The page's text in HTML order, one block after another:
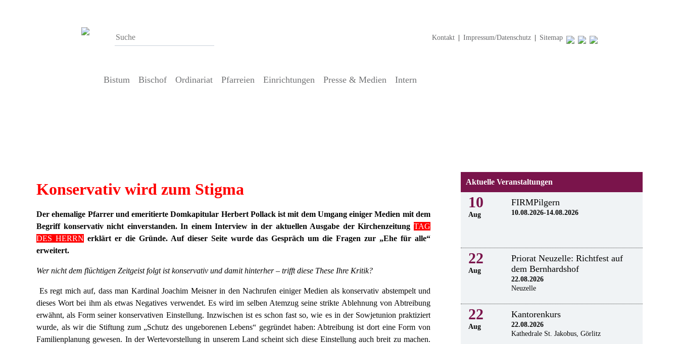
Kontakt Impressum/Datenschutz Sitemap
Bistum Bischof Ordinariat Pfarreien Einrichtungen Presse & Medien Intern
Konservativ wird zum Stigma
Der ehemalige Pfarrer und emeritierte Domkapitular Herbert Pollack ist mit dem Umgang einiger Medien mit dem
Begriff konservativ nicht einverstanden. In einem Interview in der aktuellen Ausgabe der Kirchenzeitung TAG
DES HERRN erklärt er die Gründe. Auf dieser Seite wurde das Gespräch um die Fragen zur „Ehe für alle“
erweitert.
Wer nicht dem flüchtigen Zeitgeist folgt ist konservativ und damit hinterher – trifft diese These Ihre Kritik?
Es regt mich auf, dass man Kardinal Joachim Meisner in den Nachrufen einiger Medien als konservativ abstempelt und
dieses Wort bei ihm als etwas Negatives verwendet. Es wird im selben Atemzug seine strikte Ablehnung von Abtreibung
erwähnt, als Form seiner konservativen Einstellung. Inzwischen ist es schon fast so, wie es in der Sowjetunion praktiziert
wurde, als wir die Stiftung zum „Schutz des ungeborenen Lebens“ gegründet haben: Abtreibung ist dort eine Form von
Familienplanung gewesen. In der Wertevorstellung in unserem Land scheint sich diese Einstellung auch breit zu machen.
Aktuelle Veranstaltungen
10
Aug
FIRMPilgern
10.08.2026-14.08.2026
22
Aug
Priorat Neuzelle: Richtfest auf
dem Bernhardshof
22.08.2026
Neuzelle
22
Aug
Kantorenkurs
22.08.2026
Kathedrale St. Jakobus, Görlitz